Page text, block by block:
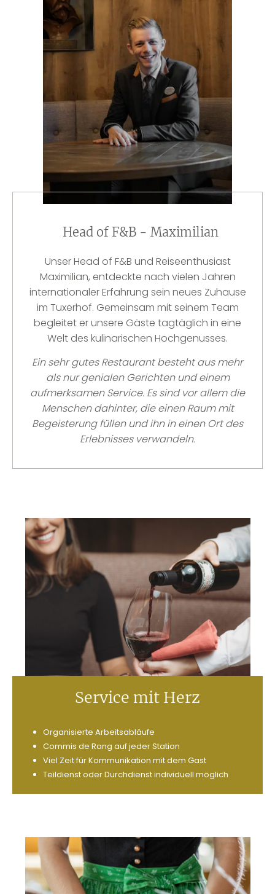
Head of F&B - Maximilian
Unser Head of F&B und Reiseenthusiast
Maximilian, entdeckte nach vielen Jahren
internationaler Erfahrung sein neues Zuhause
im Tuxerhof. Gemeinsam mit seinem Team
begleitet er unsere Gäste tagtäglich in eine
Welt des kulinarischen Hochgenusses.
Ein sehr gutes Restaurant besteht aus mehr
als nur genialen Gerichten und einem
aufmerksamen Service. Es sind vor allemdie
Menschen dahinter, die einen Raum mit
Begeisterung füllen und ihn in einen Ort des
Erlebnisses verwandeln.
Service mit Herz
Organisierte Arbeitsabläufe
Commis de Rang auf jeder Station
Viel Zeit für Kommunikation mit dem Gast
Teildienst oder Durchdienst individuell möglich